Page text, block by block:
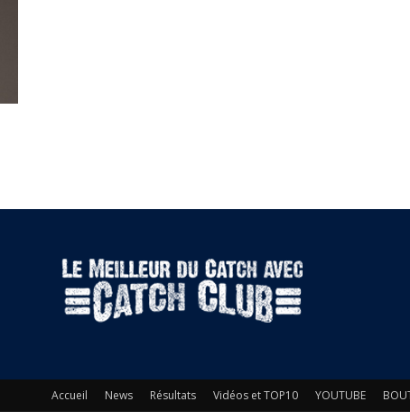
Accueil News Résultats Vidéos et TOP10 YOUTUBE